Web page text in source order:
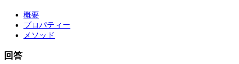
概要
プロパティー
メソッド
回答